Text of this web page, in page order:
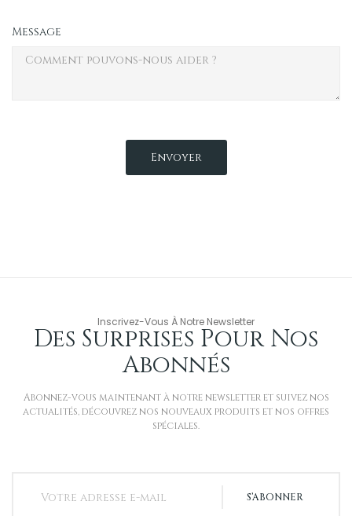
Message
Inscrivez-Vous À Notre Newsletter
Des Surprises Pour Nos
Abonnés
Abonnez-vous maintenant à notre newsletter et suivez nos
actualités, découvrez nos nouveaux produits et nos offres
spéciales.
S’ABONNER